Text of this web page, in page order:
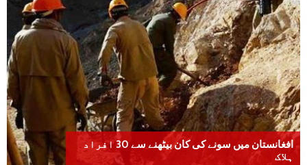
افغانستان میں سونے کی کان بیٹھنے سے 30 افراد
ہلاک